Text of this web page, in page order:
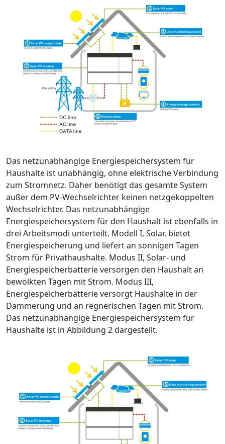
Das netzunabhängige Energiespeichersystem für
Haushalte ist unabhängig, ohne elektrische Verbindung
zum Stromnetz. Daher benötigt das gesamte System
außer dem PV-Wechselrichter keinen netzgekoppelten
Wechselrichter. Das netzunabhängige
Energiespeichersystem für den Haushalt ist ebenfalls in
drei Arbeitsmodi unterteilt. Modell I, Solar, bietet
Energiespeicherung und liefert an sonnigen Tagen
Strom für Privathaushalte. Modus II, Solar- und
Energiespeicherbatterie versorgen den Haushalt an
bewölkten Tagen mit Strom. Modus III,
Energiespeicherbatterie versorgt Haushalte in der
Dämmerung und an regnerischen Tagen mit Strom.
Das netzunabhängige Energiespeichersystem für
Haushalte ist in Abbildung 2 dargestellt.